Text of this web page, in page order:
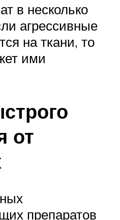
в несколько
агрессивные
на ткани, то
ими
от
препаратов